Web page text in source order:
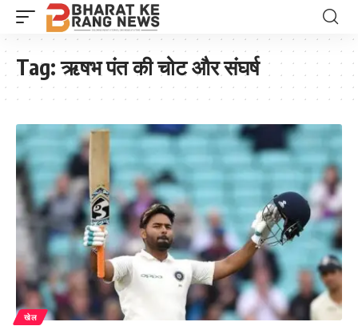
Tag:ऋषभ पंत की चोट और संघर्ष
खेल